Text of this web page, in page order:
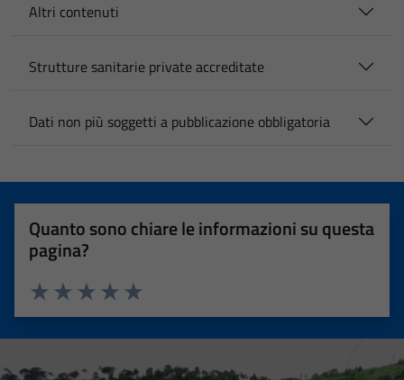
Altri contenuti
Strutture sanitarie private accreditate
Dati non più soggetti a pubblicazione obbligatoria
Quanto sono chiare le informazioni su questa
pagina?
Valuta 5 stelle su 5
Valuta 4 stelle su 5
Valuta 3 stelle su 5
Valuta 2 stelle su 5
Valuta 1 stelle su 5